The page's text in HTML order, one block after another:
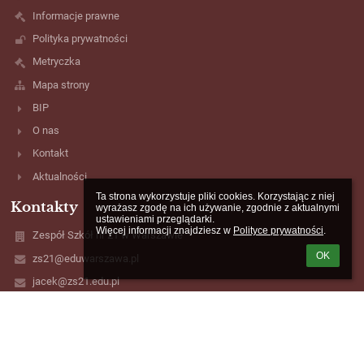
Ta strona wykorzystuje pliki cookies. Korzystając z niej
wyrażasz zgodę na ich używanie, zgodnie z aktualnymi
ustawieniami przeglądarki.
Więcej informacji znajdziesz w Polityce prywatności.
OK
Informacje prawne
Polityka prywatności
Metryczka
Mapa strony
BIP
O nas
Kontakt
Aktualności
Kontakty
Zespół Szkół nr 21 w Warszawie
zs21@eduwarszawa.pl
jacek@zs21.edu.pl